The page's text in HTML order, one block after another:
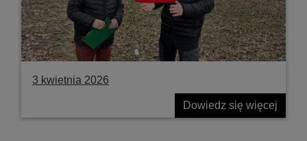
3 kwietnia 2026
Dowiedz się więcej